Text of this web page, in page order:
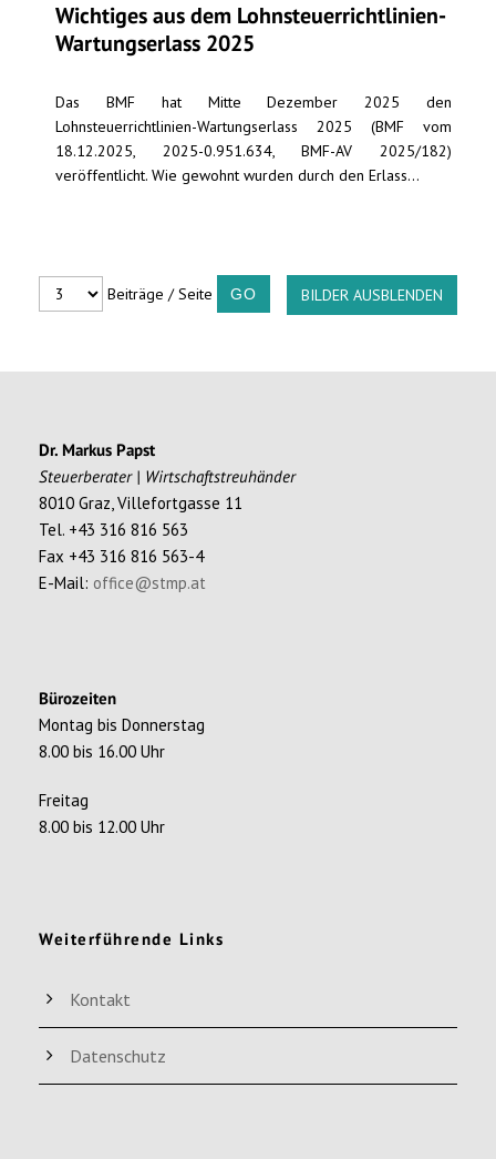
Wichtiges aus dem Lohnsteuerrichtlinien-
Wartungserlass 2025
Das BMF hat Mitte Dezember 2025 den
Lohnsteuerrichtlinien-Wartungserlass 2025 (BMF vom
18.12.2025, 2025-0.951.634, BMF-AV 2025/182)
veröffentlicht. Wie gewohnt wurden durch den Erlass...
Beiträge / Seite BILDER AUSBLENDEN
Dr. Markus Papst
Steuerberater | Wirtschaftstreuhänder
8010 Graz, Villefortgasse 11
Tel. +43 316 816 563
Fax +43 316 816 563-4
E-Mail: office@stmp.at
Bürozeiten
Montag bis Donnerstag
8.00 bis 16.00 Uhr
Freitag
8.00 bis 12.00 Uhr
Weiterführende Links
Kontakt
Datenschutz